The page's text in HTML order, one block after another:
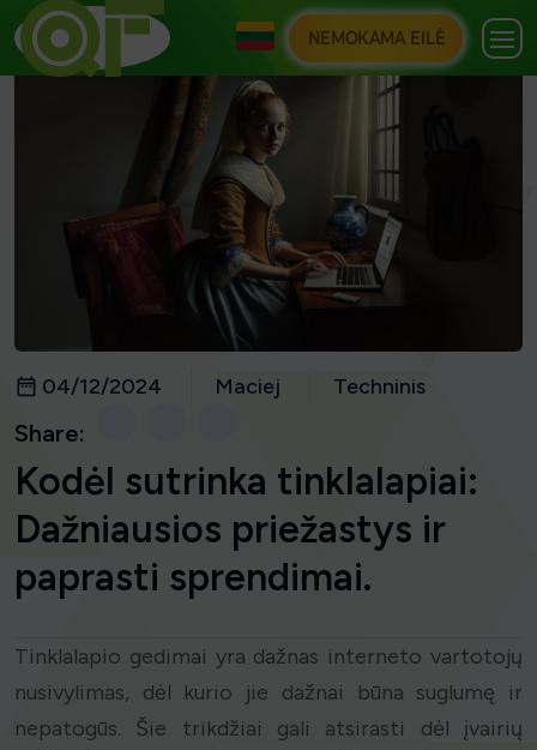
NEMOKAMA EILĖ
04/12/2024 Maciej Techninis
Share:
Kodėl sutrinka tinklalapiai:
Dažniausios priežastys ir
paprasti sprendimai.
Tinklalapio gedimai yra dažnas interneto vartotojų
nusivylimas, dėl kurio jie dažnai būna suglumę ir
nepatogūs. Šie trikdžiai gali atsirasti dėl įvairių